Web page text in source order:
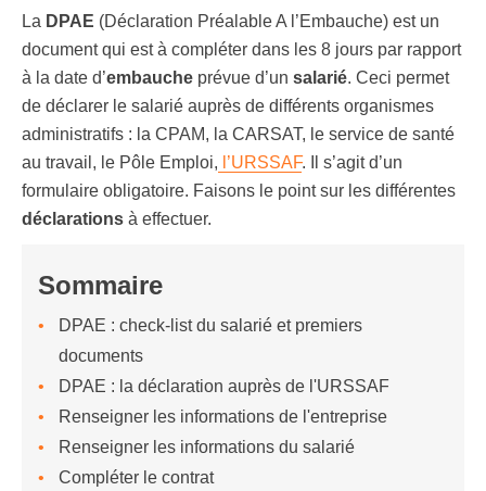
La DPAE (Déclaration Préalable A l’Embauche) est un
document qui est à compléter dans les 8 jours par rapport
à la date d’embauche prévue d’un salarié. Ceci permet
de déclarer le salarié auprès de différents organismes
administratifs : la CPAM, la CARSAT, le service de santé
au travail, le Pôle Emploi, l’URSSAF. Il s’agit d’un
formulaire obligatoire. Faisons le point sur les différentes
déclarations à effectuer.
Sommaire
DPAE : check-list du salarié et premiers
documents
DPAE : la déclaration auprès de l'URSSAF
Renseigner les informations de l'entreprise
Renseigner les informations du salarié
Compléter le contrat